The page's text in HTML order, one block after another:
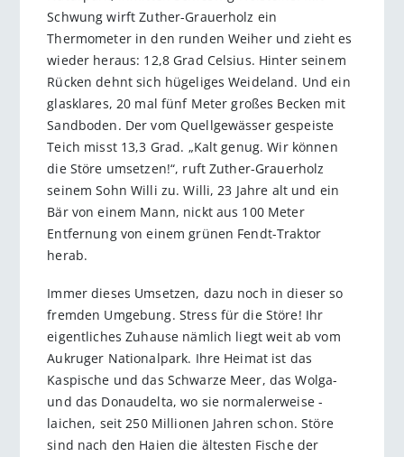
Schwung wirft Zuther-Grauerholz ein
Thermometer in den runden Weiher und zieht es
wieder heraus: 12,8 Grad Celsius. Hinter seinem
Rücken dehnt sich hügeliges Weideland. Und ein
glasklares, 20 mal fünf Meter großes Becken mit
Sandboden. Der vom Quellgewässer gespeiste
Teich misst 13,3 Grad. „Kalt genug. Wir können
die Störe umsetzen!“, ruft Zuther-Grauerholz
seinem Sohn Willi zu. Willi, 23 Jahre alt und ein
Bär von einem Mann, nickt aus 100 Meter
Entfernung von einem grünen Fendt-Traktor
herab.
Immer dieses Umsetzen, dazu noch in dieser so
fremden Umgebung. Stress für die Störe! Ihr
eigentliches Zuhause nämlich liegt weit ab vom
Aukruger Na­tio­nalpark. Ihre Heimat ist das
Kaspische und das Schwarze Meer, das Wolga-
und das Donaudelta, wo sie normalerweise ­
laichen, seit 250 Millionen Jahren schon. Störe
sind nach den Haien die ältesten Fische der